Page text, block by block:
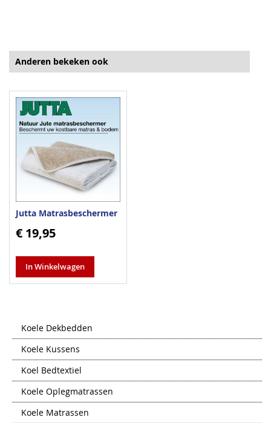
Anderen bekeken ook
Jutta Matrasbeschermer
€ 19,95
In Winkelwagen
Koele Dekbedden
Koele Kussens
Koel Bedtextiel
Koele Oplegmatrassen
Koele Matrassen